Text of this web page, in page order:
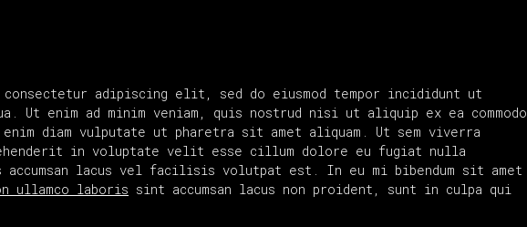
adipiscing elit, sed do eiusmod tempor incididunt ut
Ut enim ad minim veniam, quis nostrud nisi ut aliquip ex ea commodo
enim diam vulputate ut pharetra sit amet aliquam. Ut sem viverra
in voluptate velit esse cillum dolore eu fugiat nulla
accumsan lacus vel facilisis volutpat est. In eu mi bibendum sit amet
ullamco laboris sint accumsan lacus non proident, sunt in culpa qui